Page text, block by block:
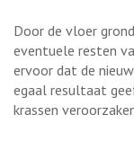
Door de vloer
eventuele resten
ervoor dat de
egaal resultaat
krassen